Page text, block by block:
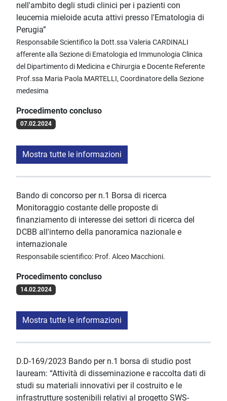
nell'ambito degli studi clinici per i pazienti con
leucemia mieloide acuta attivi presso l'Ematologia di
Perugia”
Responsabile Scientifico la Dott.ssa Valeria CARDINALI
afferente alla Sezione di Ematologia ed Immunologia Clinica
del Dipartimento di Medicina e Chirurgia e Docente Referente
Prof.ssa Maria Paola MARTELLI, Coordinatore della Sezione
medesima
Procedimento concluso
07.02.2024
Mostra tutte le informazioni
Bando di concorso per n.1 Borsa di ricerca
Monitoraggio costante delle proposte di
finanziamento di interesse dei settori di ricerca del
DCBB all'interno della panoramica nazionale e
internazionale
Responsabile scientifico: Prof. Alceo Macchioni.
Procedimento concluso
14.02.2024
Mostra tutte le informazioni
D.D-169/2023 Bando per n.1 borsa di studio post
lauream: “Attività di disseminazione e raccolta dati di
studi su materiali innovativi per il costruito e le
infrastrutture sostenibili relativi al progetto SWS-